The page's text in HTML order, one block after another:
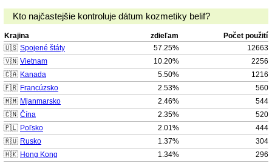
Kto najčastejšie kontroluje dátum kozmetiky belif?
Krajina zdieľam
Počet použití
🇺🇸 Spojené štáty 57.25%
12663
🇻🇳 Vietnam 10.20%
2256
🇨🇦 Kanada 5.50%
1216
🇫🇷 Francúzsko 2.53%
560
🇲🇲 Mjanmarsko 2.46%
544
🇨🇳 Čína 2.35%
520
🇵🇱 Poľsko 2.01%
444
🇷🇺 Rusko 1.37%
304
🇭🇰 Hong Kong 1.34%
296